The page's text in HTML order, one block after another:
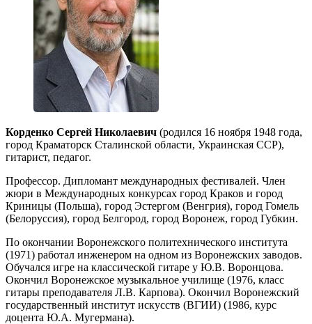
Корденко Сергей Николаевич (родился 16 ноября 1948 года,
город Краматорск Сталинской области, Украинская ССР),
гитарист, педагог.
Профессор. Дипломант международных фестивалей. Член
жюри в Международных конкурсах город Краков и город
Криницы (Польша), город Эстергом (Венгрия), город Гомель
(Белоруссия), город Белгород, город Воронеж, город Губкин.
По окончании Воронежского политехнического института
(1971) работал инженером на одном из Воронежских заводов.
Обучался игре на классической гитаре у Ю.В. Воронцова.
Окончил Воронежское музыкальное училище (1976, класс
гитары преподавателя Л.В. Карпова). Окончил Воронежский
государственный институт искусств (ВГИИ) (1986, курс
доцента Ю.А. Мугермана).